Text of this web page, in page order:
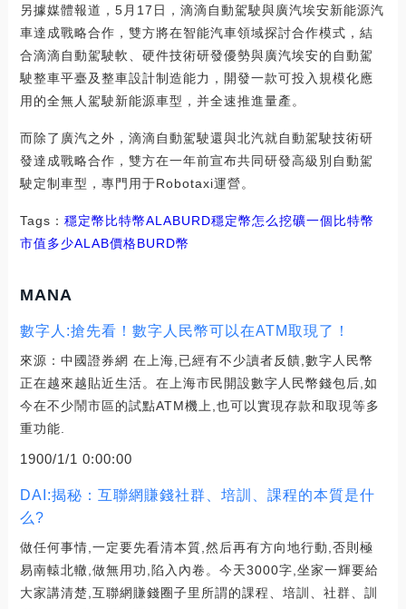
另據媒體報道，5月17日，滴滴自動駕駛與廣汽埃安新能源汽
車達成戰略合作，雙方將在智能汽車領域探討合作模式，結
合滴滴自動駕駛軟、硬件技術研發優勢與廣汽埃安的自動駕
駛整車平臺及整車設計制造能力，開發一款可投入規模化應
用的全無人駕駛新能源車型，并全速推進量產。
而除了廣汽之外，滴滴自動駕駛還與北汽就自動駕駛技術研
發達成戰略合作，雙方在一年前宣布共同研發高級別自動駕
駛定制車型，專門用于Robotaxi運營。
Tags： 穩定幣 比特幣ALABURD穩定幣怎么挖礦一個比特幣
市值多少ALAB價格BURD幣
MANA
數字人:搶先看！數字人民幣可以在ATM取現了！
來源：中國證券網 在上海,已經有不少讀者反饋,數字人民幣
正在越來越貼近生活。在上海市民開設數字人民幣錢包后,如
今在不少鬧市區的試點ATM機上,也可以實現存款和取現等多
重功能.
1900/1/1 0:00:00
DAI:揭秘：互聯網賺錢社群、培訓、課程的本質是什
么?
做任何事情,一定要先看清本質,然后再有方向地行動,否則極
易南轅北轍,做無用功,陷入內卷。今天3000字,坐家一輝要給
大家講清楚,互聯網賺錢圈子里所謂的課程、培訓、社群、訓